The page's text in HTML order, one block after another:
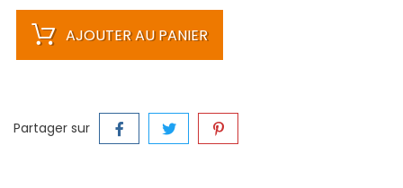
AJOUTER AU PANIER
Partager sur